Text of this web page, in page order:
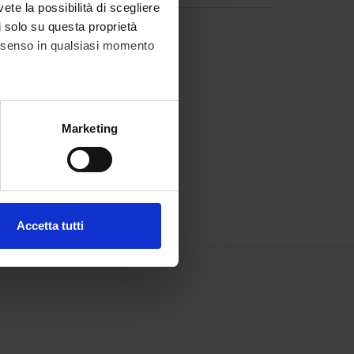
la possibilità di scegliere
su questa proprietà
in qualsiasi momento
metro,Marketing
Accetta tutti